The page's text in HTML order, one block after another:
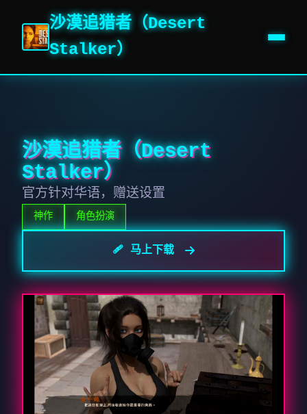
沙漠追猎者（Desert
Stalker）
沙漠追猎者（Desert
Stalker）
官方针对华语，赠送设置
神作 角色扮演
🩹 马上下载